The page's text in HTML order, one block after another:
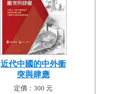
近代中國的中外衝
突與肆應
定價：300 元